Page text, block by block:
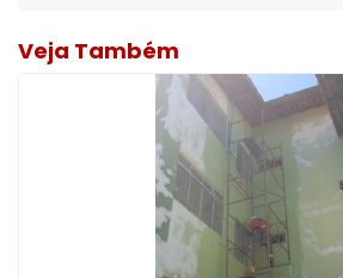
Veja Também